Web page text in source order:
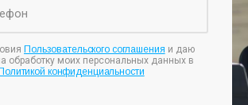
Пользовательского соглашения и даю
обработку моих персональных данных в
Политикой конфиденциальности